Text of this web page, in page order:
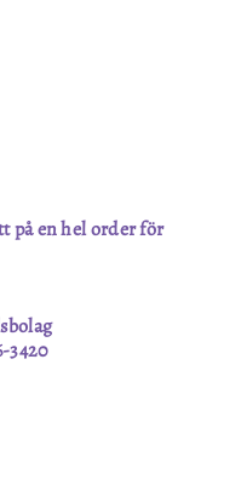
på en hel order för
3420